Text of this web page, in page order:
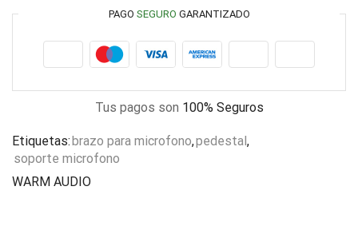
PAGO SEGURO GARANTIZADO
Tus pagos son 100% Seguros
Etiquetas:brazo para microfono,pedestal,
soporte microfono
WARM AUDIO